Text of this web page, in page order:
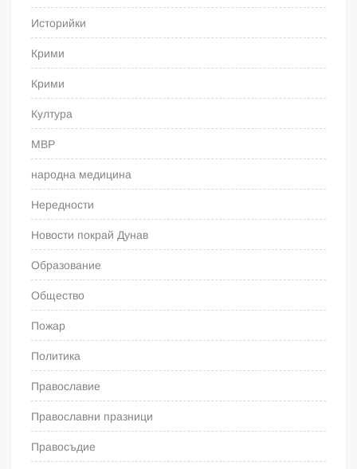
Историйки
Крими
Крими
Култура
МВР
народна медицина
Нередности
Новости покрай Дунав
Образование
Общество
Пожар
Политика
Православие
Православни празници
Правосъдие